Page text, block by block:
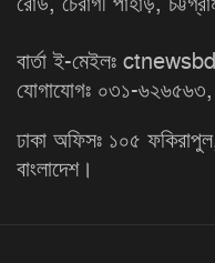
বার্তা ই-মেইলঃ
যোগাযোগঃ ০৩১-
ঢাকা অফিসঃ ১০৫
বাংলাদেশ।